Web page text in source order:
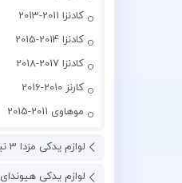
کادنزا 2011-2013
کادنزا 2014-2015
کادنزا 2017-2018
کارنز 2010-2016
موهاوی 2011-2015
لوازم یدکی مزدا 3 نیو
لوازم یدکی هیوندای